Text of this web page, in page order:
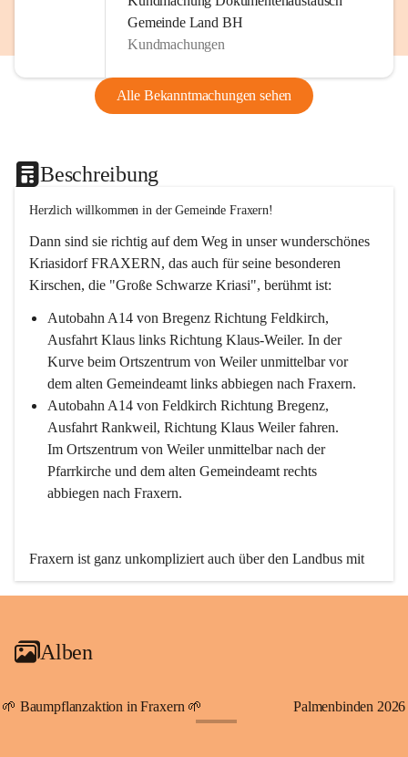
Gemeinde Land BH
Kundmachungen
Alle Bekanntmachungen sehen
Beschreibung
Herzlich willkommen in der Gemeinde Fraxern!
Dann sind sie richtig auf dem Weg in unser wunderschönes
Kriasidorf FRAXERN, das auch für seine besonderen
Kirschen, die "Große Schwarze Kriasi", berühmt ist:
Autobahn A14 von Bregenz Richtung Feldkirch,
Ausfahrt Klaus links Richtung Klaus-Weiler. In der
Kurve beim Ortszentrum von Weiler unmittelbar vor
dem alten Gemeindeamt links abbiegen nach Fraxern.
Autobahn A14 von Feldkirch Richtung Bregenz,
Ausfahrt Rankweil, Richtung Klaus Weiler fahren.
Im Ortszentrum von Weiler unmittelbar nach der
Pfarrkirche und dem alten Gemeindeamt rechts
abbiegen nach Fraxern.
Fraxern ist ganz unkompliziert auch über den Landbus mit
den öffentlichen Verkehrsmitteln zu erreichen. Die Linie
An Samstagen, Sonn- und Feiertagen können Sie bequem
persönlichen Linienbus zur gewünschten Zeit zu Ihrer
Haltestelle bestellen. Sowohl von Weiler kommend nach
Alben
🌱 Baumpflanzaktion in Fraxern 🌱 Palmenbinden 2026